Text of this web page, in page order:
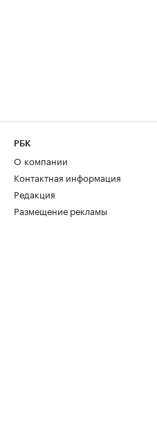
РБК
О компании
Контактная информация
Редакция
Размещение рекламы